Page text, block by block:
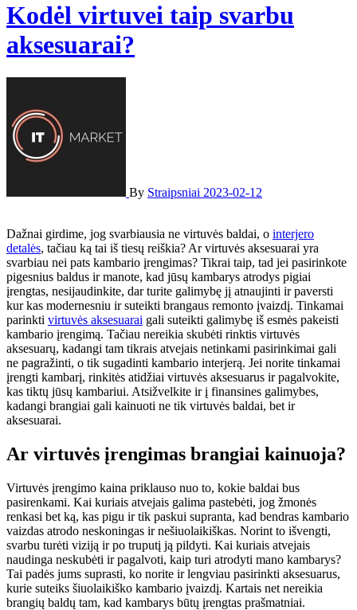
Kodėl virtuvei taip svarbu
aksesuarai?
By Straipsniai 2023-02-12
Dažnai girdime, jog svarbiausia ne virtuvės baldai, o interjero
detalės, tačiau ką tai iš tiesų reiškia? Ar virtuvės aksesuarai yra
svarbiau nei pats kambario įrengimas? Tikrai taip, tad jei pasirinkote
pigesnius baldus ir manote, kad jūsų kambarys atrodys pigiai
įrengtas, nesijaudinkite, dar turite galimybę jį atnaujinti ir paversti
kur kas modernesniu ir suteikti brangaus remonto įvaizdį. Tinkamai
parinkti virtuvės aksesuarai gali suteikti galimybę iš esmės pakeisti
kambario įrengimą. Tačiau nereikia skubėti rinktis virtuvės
aksesuarų, kadangi tam tikrais atvejais netinkami pasirinkimai gali
ne pagražinti, o tik sugadinti kambario interjerą. Jei norite tinkamai
įrengti kambarį, rinkitės atidžiai virtuvės aksesuarus ir pagalvokite,
kas tiktų jūsų kambariui. Atsižvelkite ir į finansines galimybes,
kadangi brangiai gali kainuoti ne tik virtuvės baldai, bet ir
aksesuarai.
Ar virtuvės įrengimas brangiai kainuoja?
Virtuvės įrengimo kaina priklauso nuo to, kokie baldai bus
pasirenkami. Kai kuriais atvejais galima pastebėti, jog žmonės
renkasi bet ką, kas pigu ir tik paskui supranta, kad bendras kambario
vaizdas atrodo neskoningas ir nešiuolaikiškas. Norint to išvengti,
svarbu turėti viziją ir po truputį ją pildyti. Kai kuriais atvejais
naudinga neskubėti ir pagalvoti, kaip turi atrodyti mano kambarys?
Tai padės jums suprasti, ko norite ir lengviau pasirinkti aksesuarus,
kurie suteiks šiuolaikiško kambario įvaizdį. Kartais net nereikia
brangių baldų tam, kad kambarys būtų įrengtas prašmatniai.